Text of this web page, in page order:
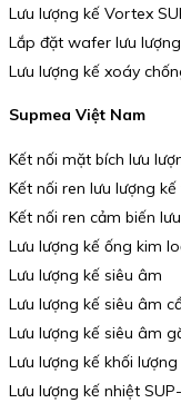
Lưu lượng kế Vortex
Lắp đặt wafer lưu
Lưu lượng kế xoáy
Supmea Việt Nam
Kết nối mặt bích lưu
Kết nối ren lưu lượng
Kết nối ren cảm biến
Lưu lượng kế ống kim
Lưu lượng kế siêu âm
Lưu lượng kế siêu âm
Lưu lượng kế siêu âm
Lưu lượng kế khối
Lưu lượng kế nhiệt